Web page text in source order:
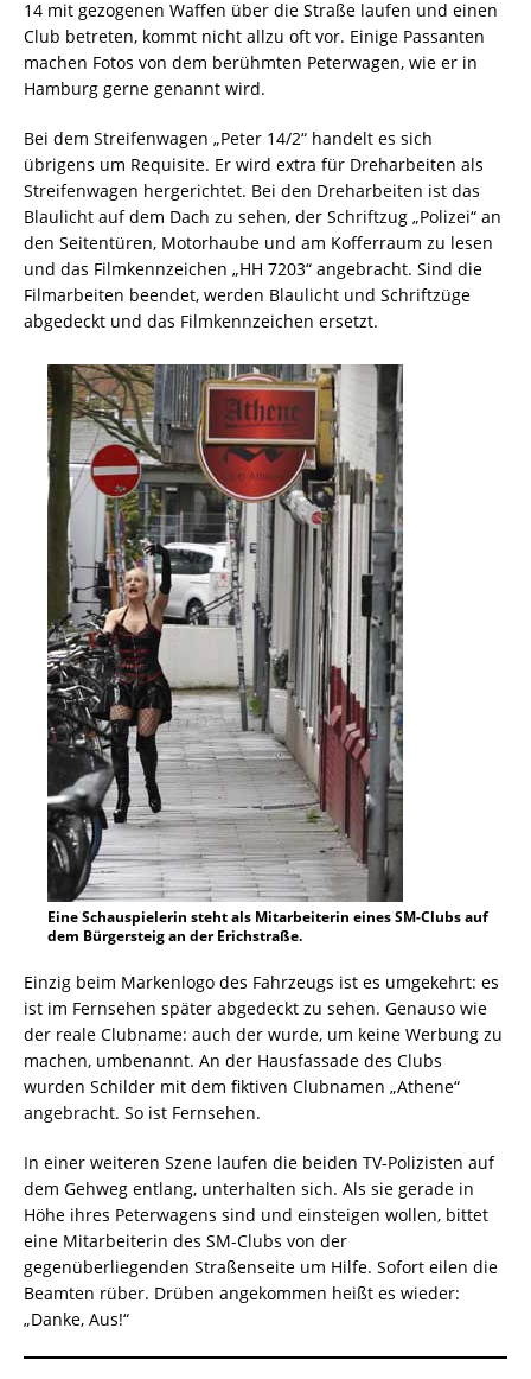
14 mit gezogenen Waffen über die Straße laufen und einen
Club betreten, kommt nicht allzu oft vor. Einige Passanten
machen Fotos von dem berühmten Peterwagen, wie er in
Hamburg gerne genannt wird.
Bei dem Streifenwagen „Peter 14/2“ handelt es sich
übrigens um Requisite. Er wird extra für Dreharbeiten als
Streifenwagen hergerichtet. Bei den Dreharbeiten ist das
Blaulicht auf dem Dach zu sehen, der Schriftzug „Polizei“ an
den Seitentüren, Motorhaube und am Kofferraum zu lesen
und das Filmkennzeichen „HH 7203“ angebracht. Sind die
Filmarbeiten beendet, werden Blaulicht und Schriftzüge
abgedeckt und das Filmkennzeichen ersetzt.
Eine Schauspielerin steht als Mitarbeiterin eines SM-Clubs auf
dem Bürgersteig an der Erichstraße.
Einzig beim Markenlogo des Fahrzeugs ist es umgekehrt: es
ist im Fernsehen später abgedeckt zu sehen. Genauso wie
der reale Clubname: auch der wurde, um keine Werbung zu
machen, umbenannt. An der Hausfassade des Clubs
wurden Schilder mit dem fiktiven Clubnamen „Athene“
angebracht. So ist Fernsehen.
In einer weiteren Szene laufen die beiden TV-Polizisten auf
dem Gehweg entlang, unterhalten sich. Als sie gerade in
Höhe ihres Peterwagens sind und einsteigen wollen, bittet
eine Mitarbeiterin des SM-Clubs von der
gegenüberliegenden Straßenseite um Hilfe. Sofort eilen die
Beamten rüber. Drüben angekommen heißt es wieder:
„Danke, Aus!“